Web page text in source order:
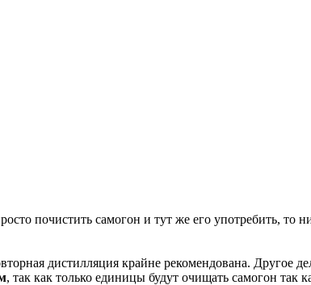
почистить самогон и тут же его употребить, то
дистилляция крайне рекомендована. Другое
, так как только единицы будут очищать самогон так